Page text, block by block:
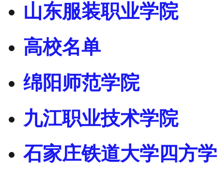
山东服装职业学院
高校名单
绵阳师范学院
九江职业技术学院
石家庄铁道大学四方